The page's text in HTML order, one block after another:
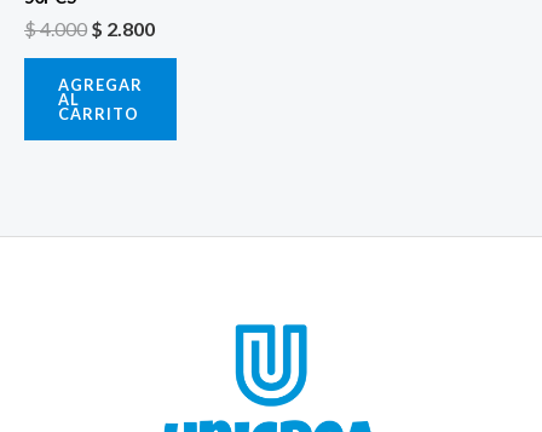
$4.000 $ 2.800
AGREGAR
AL
CARRITO